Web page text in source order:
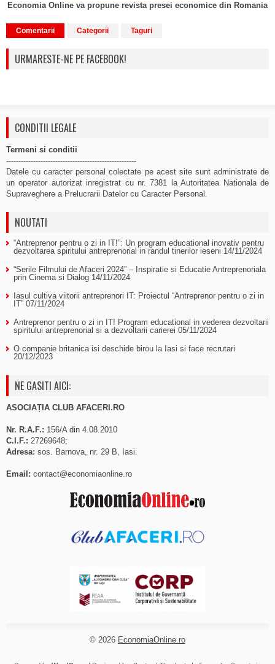
Economia Online va propune revista presei economice din Romania
Comentarii Categorii Taguri
URMARESTE-NE PE FACEBOOK!
CONDITII LEGALE
Termeni si conditii
-----------------------------------------------------
Datele cu caracter personal colectate pe acest site sunt administrate de
un operator autorizat inregistrat cu nr. 7381 la Autoritatea Nationala de
Supraveghere a Prelucrarii Datelor cu Caracter Personal.
NOUTATI
“Antreprenor pentru o zi in IT!”: Un program educational inovativ pentru
dezvoltarea spiritului antreprenorial in randul tinerilor ieseni 14/11/2024
“Serile Filmului de Afaceri 2024” – Inspiratie si Educatie Antreprenoriala
prin Cinema si Dialog 14/11/2024
Iasul cultiva viitorii antreprenori IT: Proiectul “Antreprenor pentru o zi in
IT” 07/11/2024
Antreprenor pentru o zi in IT! Program educational in vederea dezvoltarii
spiritului antreprenorial si a dezvoltarii carierei 05/11/2024
O companie britanica isi deschide birou la Iasi si face recrutari
20/12/2023
NE GASITI AICI:
ASOCIAȚIA CLUB AFACERI.RO
Nr. R.A.F.: 156/A din 4.08.2010
C.I.F.: 27269648;
Adresa: sos. Barnova, nr. 29 B, Iasi.
Email: contact@economiaonline.ro
© 2026 EconomiaOnline.ro